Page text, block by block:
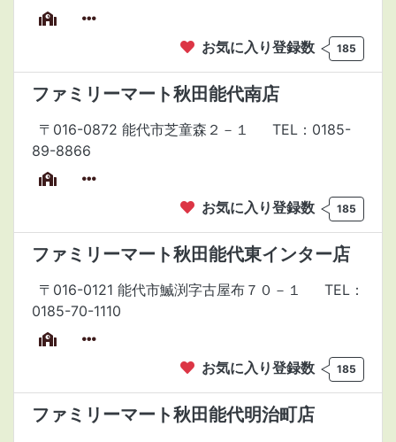
お気に入り登録数 185
ファミリーマート秋田能代南店
〒016-0872 能代市芝童森２－１
TEL：0185-
89-8866
お気に入り登録数 185
ファミリーマート秋田能代東インター店
〒016-0121 能代市鰄渕字古屋布７０－１
TEL：
0185-70-1110
お気に入り登録数 185
ファミリーマート秋田能代明治町店